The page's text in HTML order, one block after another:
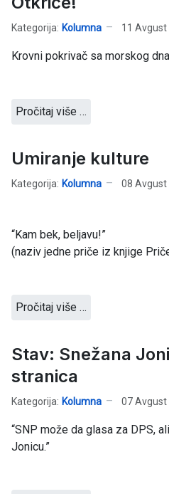
Kategorija: Kolumna 11 Avgust
Krovni pokrivač sa morskog
Pročitaj više …
Umiranje kulture
Kategorija: Kolumna 08 Avgust
“Kam bek, beljavu!”
(naziv jedne priče iz knjige
Pročitaj više …
Stav: Snežana
stranica
Kategorija: Kolumna 07 Avgust
“SNP može da glasa za DPS,
Jonicu.”